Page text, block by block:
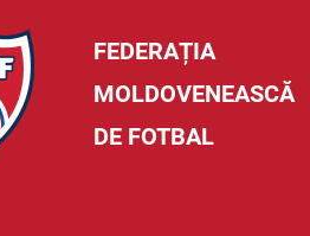
FEDERAȚIA
MOLDOVENEASCĂ
DE FOTBAL